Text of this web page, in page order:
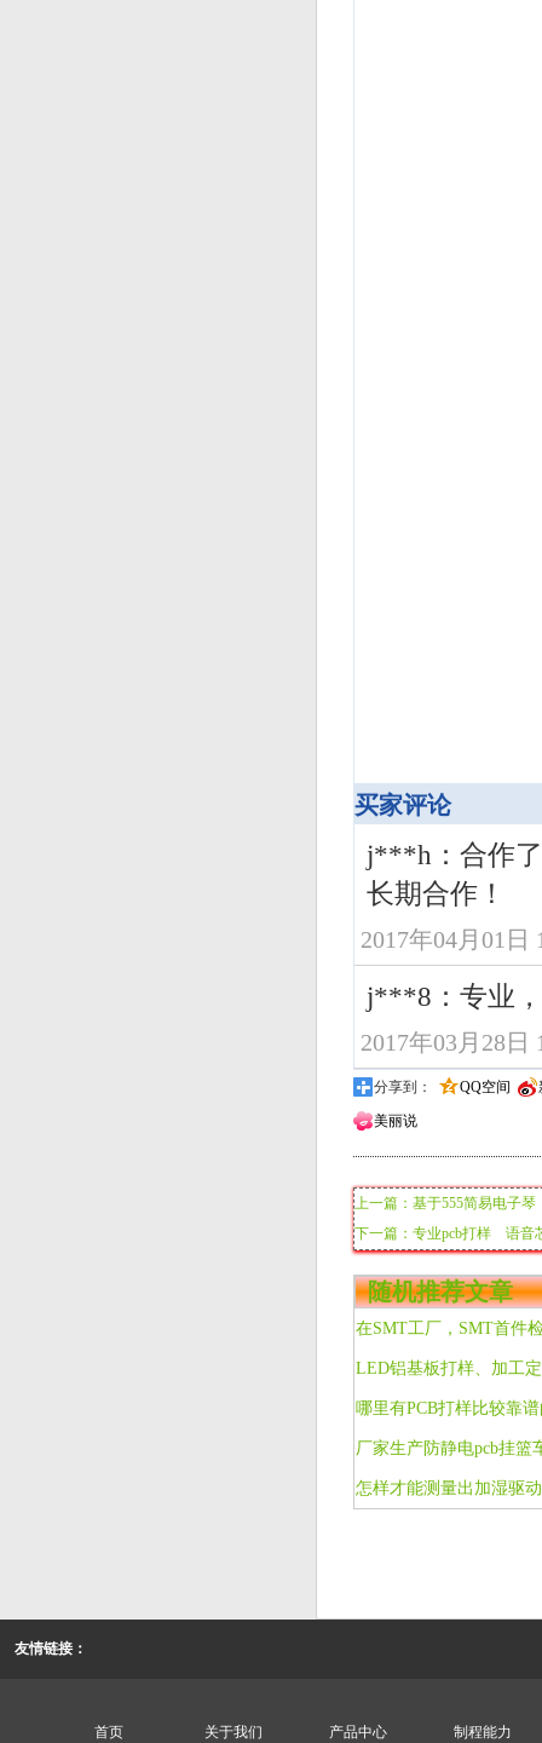
买家评论
j***h：合作
长期合作！
2017年04月01日
j***8：专业
2017年03月28日
分享到： QQ空间
美丽说
上一篇：基于555简易电子
下一篇：专业pcb打样 语音
随机推荐文章
哪里有PCB打样比较靠
怎样才能测量出加湿驱
友情链接：
首页 关于我们 产品中心 制程能力